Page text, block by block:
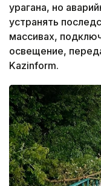
урагана, но
устранять
массивах,
освещение,
Kazinform.